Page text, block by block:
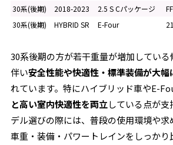
30系(後期)
2018-2023 2.5 S Cパッケージ FF
30系(後期)
HYBRID SR E-Four
30系後期の方が若干重量が増加してい
伴い安全性能や快適性・標準装備が大幅
れています。特にハイブリッド車やE-
と高い室内快適性を両立している点が
デル選びの際には、普段の使用環境や
車重・装備・パワートレインをしっか